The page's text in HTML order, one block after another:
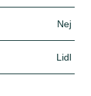
Nej
Lidl